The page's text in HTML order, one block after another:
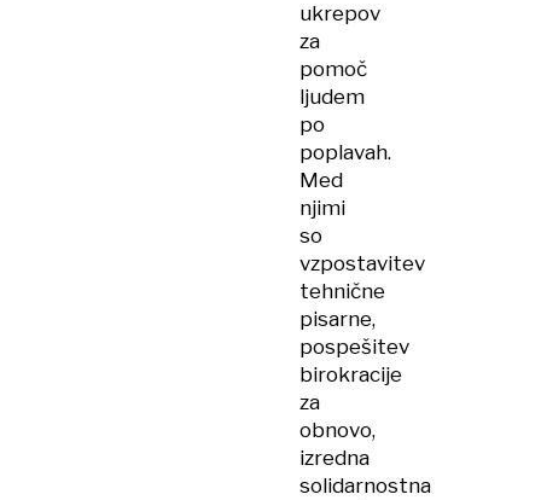
ukrepov
za
pomoč
ljudem
po
poplavah.
Med
njimi
so
vzpostavitev
tehnične
pisarne,
pospešitev
birokracije
za
obnovo,
izredna
solidarnostna